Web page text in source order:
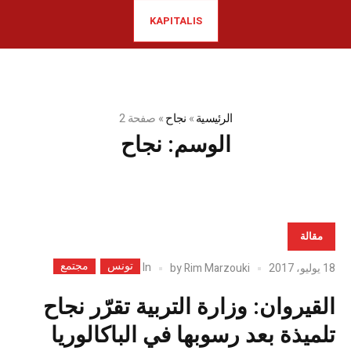
KAPITALIS
الرئيسية» نجاح» صفحة 2
الوسم: نجاح
مقالة
18 يوليو، 2017 byRim Marzouki
In تونس مجتمع
القيروان: وزارة التربية تقرّر نجاح
تلميذة بعد رسوبها في الباكالوريا